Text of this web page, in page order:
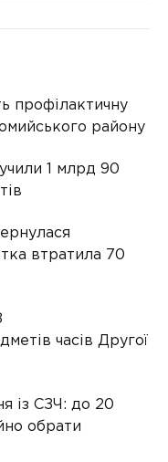
профілактичну
району
1 млрд 90
втратила 70
часів Другої
із СЗЧ: до 20
обрати